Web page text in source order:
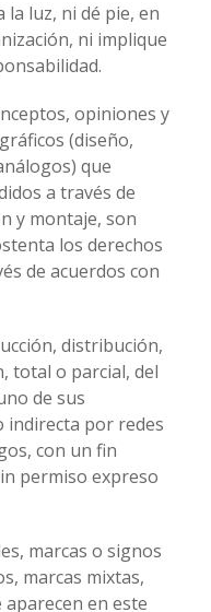
la luz, ni dé pie, en
ni implique
opiniones y
(diseño,
que
a través de
y montaje, son
los derechos
de acuerdos con
distribución,
total o parcial, del
de sus
indirecta por redes
con un fin
permiso expreso
marcas o signos
marcas mixtas,
en este